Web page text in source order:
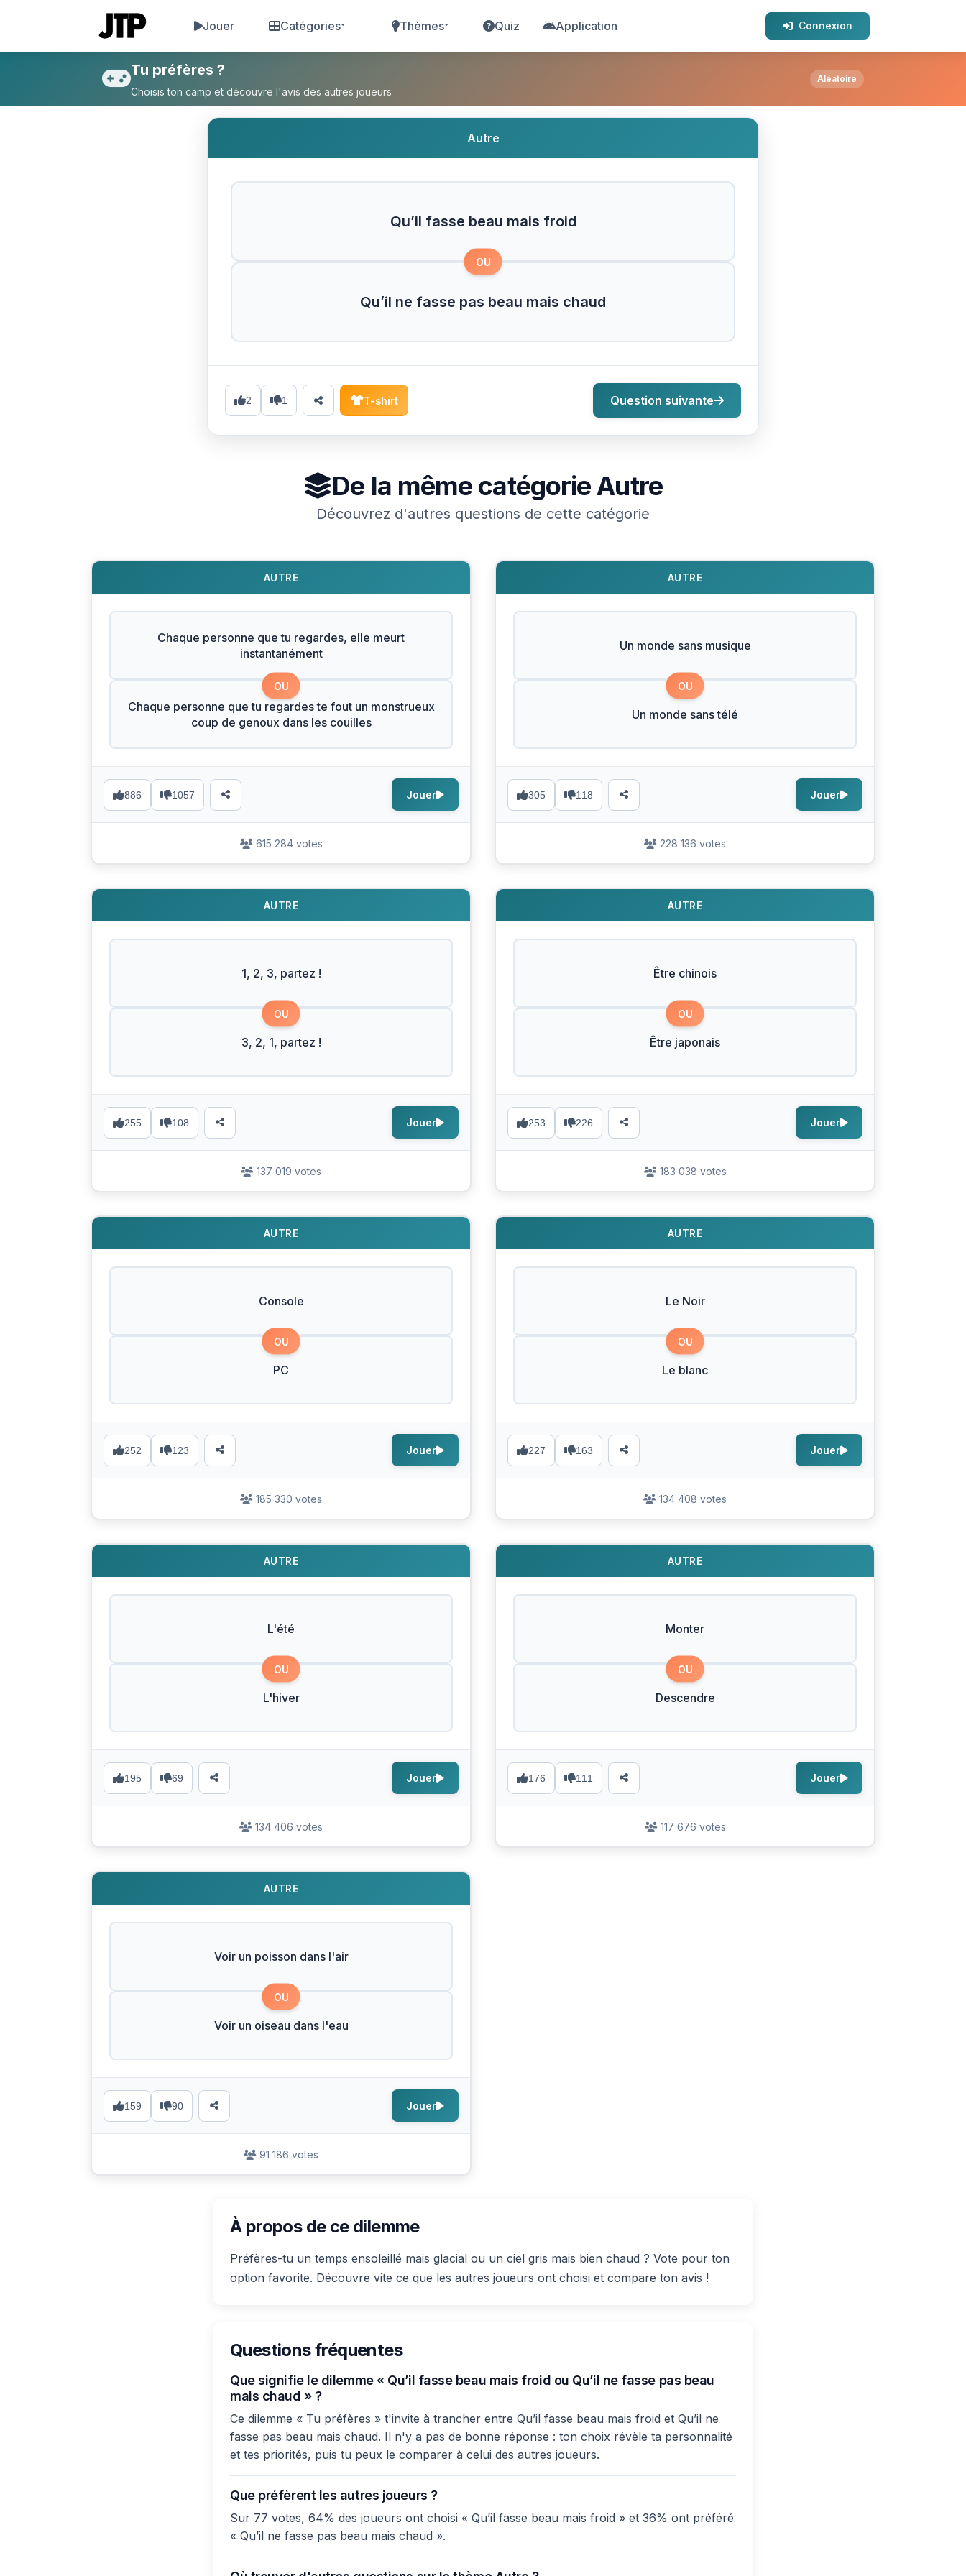
Jouer Catégories Thèmes Quiz Application Connexion
Tu préfères Qu’il fasse beau mais froid ou Qu’il ne fasse pas beau mais chaud ?
Tu préfères ?
Choisis ton camp et découvre l'avis des autres joueurs
Aléatoire
Autre
Qu’il fasse beau mais froid
OU
Qu’il ne fasse pas beau mais chaud
2 1 T-shirt Question suivante
De la même catégorieAutre
Découvrez d'autres questions de cette catégorie
AUTRE
Chaque personne que tu regardes, elle meurt
instantanément
OU
Chaque personne que tu regardes te fout un monstrueux
coup de genoux dans les couilles
886 1057 Jouer
615 284 votes
AUTRE
Un monde sans musique
OU
Un monde sans télé
305 118 Jouer
228 136 votes
AUTRE
1, 2, 3, partez !
OU
3, 2, 1, partez !
255 108 Jouer
137 019 votes
AUTRE
Être chinois
OU
Être japonais
253 226 Jouer
183 038 votes
AUTRE
Console
OU
PC
252 123 Jouer
185 330 votes
AUTRE
Le Noir
OU
Le blanc
227 163 Jouer
134 408 votes
AUTRE
L'été
OU
L'hiver
195 69 Jouer
134 406 votes
AUTRE
Monter
OU
Descendre
176 111 Jouer
117 676 votes
AUTRE
Voir un poisson dans l'air
OU
Voir un oiseau dans l'eau
159 90 Jouer
91 186 votes
À propos de ce dilemme
Préfères-tu un temps ensoleillé mais glacial ou un ciel gris mais bien chaud ? Vote pour ton
option favorite. Découvre vite ce que les autres joueurs ont choisi et compare ton avis !
Questions fréquentes
Que signifie le dilemme « Qu’il fasse beau mais froid ou Qu’il ne fasse pas beau
mais chaud » ?
Ce dilemme « Tu préfères » t'invite à trancher entre Qu’il fasse beau mais froid et Qu’il ne
fasse pas beau mais chaud. Il n'y a pas de bonne réponse : ton choix révèle ta personnalité
et tes priorités, puis tu peux le comparer à celui des autres joueurs.
Que préfèrent les autres joueurs ?
Sur 77 votes, 64% des joueurs ont choisi « Qu’il fasse beau mais froid » et 36% ont préféré
« Qu’il ne fasse pas beau mais chaud ».